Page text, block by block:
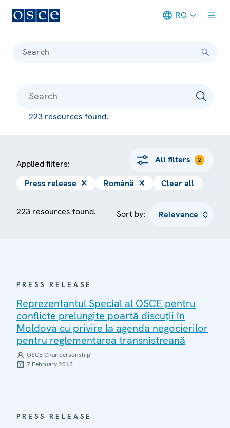
RO
Search
223 resources found.
Applied filters: All filters 2
Press release ✕ Română ✕ Clear all
223 resources found. Sort by:
PRESS RELEASE
Reprezentantul Special al OSCE pentru
conflicte prelungite poartă discuţii în
Moldova cu privire la agenda negocierilor
pentru reglementarea transnistreană
OSCE Chairpersonship
7 February 2013
PRESS RELEASE